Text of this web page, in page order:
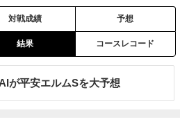
対戦成績 予想
結果 コースレコード
が平安エルムSを大予想